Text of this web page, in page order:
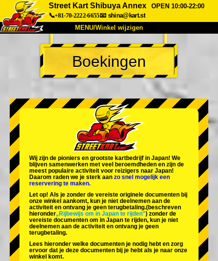
Street Kart Shibuya Annex
OPEN 10:00-22:00
📞+81-70-2222-6655📧 shina@kart.st
MENU/Winkel wijzigen
TOP
Over Specificaties Prijzen
Bedrijf Boekingen
Winkel wijzigen
Tokyo Shinagawa Tokyo Akihabara#1
Tokyo Akihabara#2
Tokyo Shibuya Annex Tokyo Bay
Tokyo Asakusa Osaka
Okinawa
Boekingen
Wij zijn de pioniers en grootste kartbedrijf in Japan! We
blijven samenwerken met veel beroemdheden en zijn de
meest populaire activiteit voor reizigers naar Japan!
Daarom raden we je sterk aan zo snel mogelijk een
reservering te maken.
Let op! Als je zonder de vereiste originele documenten bij
onze winkel aankomt, kun je niet deelnemen aan de
activiteit en ontvang je geen terugbetaling.(beschreven
hieronder„Rijbewijs om in Japan te rijden") zonder de
vereiste documenten om in Japan te rijden, kun je niet
deelnemen aan de activiteit en ontvang je geen
terugbetaling.
Lees hieronder welke documenten je nodig hebt en zorg
ervoor dat je deze documenten bij je hebt als je naar onze
winkel komt.